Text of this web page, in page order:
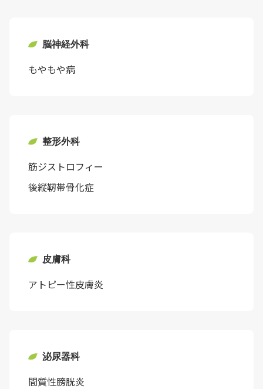
脳神経外科
もやもや病
整形外科
筋ジストロフィー
後縦靭帯骨化症
皮膚科
アトピー性皮膚炎
泌尿器科
間質性膀胱炎